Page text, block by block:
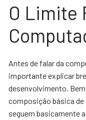
O Limite
Antes de falar da
importante explicar
desenvolvimento.
composição básica
seguem basicamente